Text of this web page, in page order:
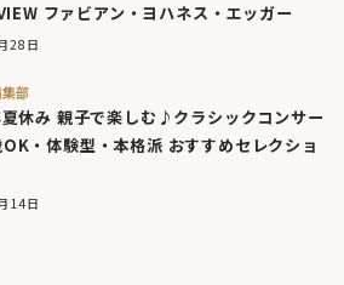
ファビアン・ヨハネス・エッガー
28日
部
休み 親子で楽しむ♪クラシックコンサー
OK・体験型・本格派 おすすめセレクショ
14日